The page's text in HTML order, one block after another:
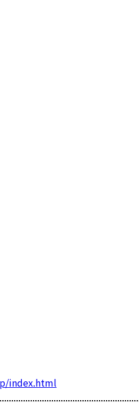
index.html